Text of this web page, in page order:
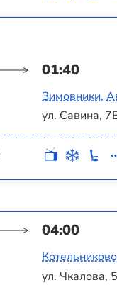
01:40
Зимовники,
ул. Савина,
04:00
ул. Чкалова,